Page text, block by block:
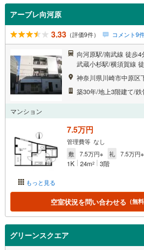
アーブレ向河原
3.33 （評価9件） コメント9
向河原駅/南武線 徒歩4
武蔵小杉駅/横須賀線
神奈川県川崎市中原区
築30年/地上3階建て/鉄
マンション
もっと見る
7.5万円
管理費等 なし
敷
7.5万円※ 礼 7.5万円※
1K 24m2 3階
空室状況を問い合わせる （無料
グリーンスクエア